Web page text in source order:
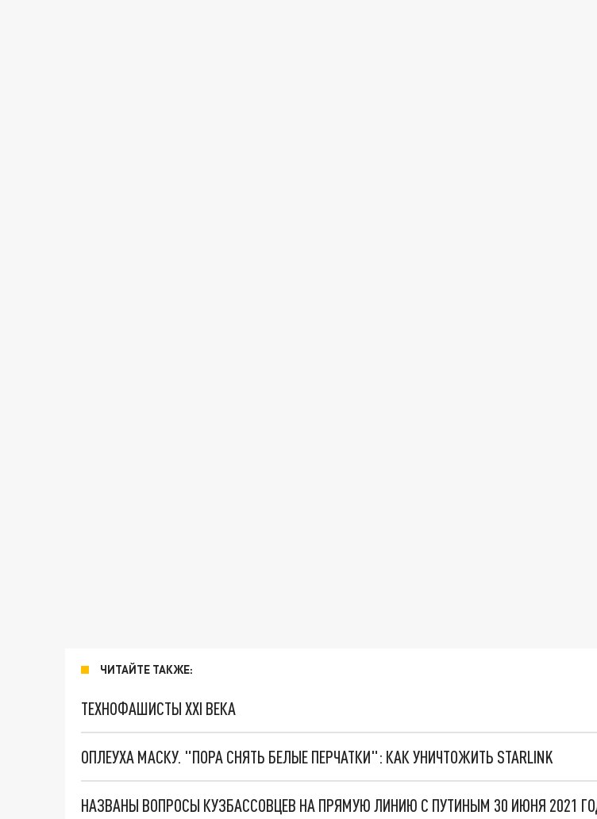
ЧИТАЙТЕ ТАКЖЕ:
ТЕХНОФАШИСТЫ XXI ВЕКА
ОПЛЕУХА МАСКУ. "ПОРА СНЯТЬ БЕЛЫЕ ПЕРЧАТКИ": КАК УНИЧТОЖИТЬ STARLINK
НАЗВАНЫ ВОПРОСЫ КУЗБАССОВЦЕВ НА ПРЯМУЮ ЛИНИЮ С ПУТИНЫМ 30 ИЮНЯ 2021